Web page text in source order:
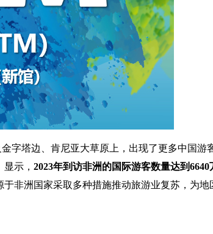
字塔边、肯尼亚大草原上，出现了更多中国游
示， 2023年到访非洲的国际游客数量达到6640
非洲国家采取多种措施推动旅游业复苏，为地